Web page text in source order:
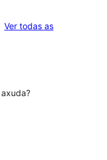
Ver todas asvaloracións